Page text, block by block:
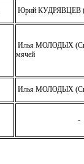
Юрий КУДРЯВЦЕВ
Илья МОЛОДЫХ
мячей
Илья МОЛОДЫХ
-